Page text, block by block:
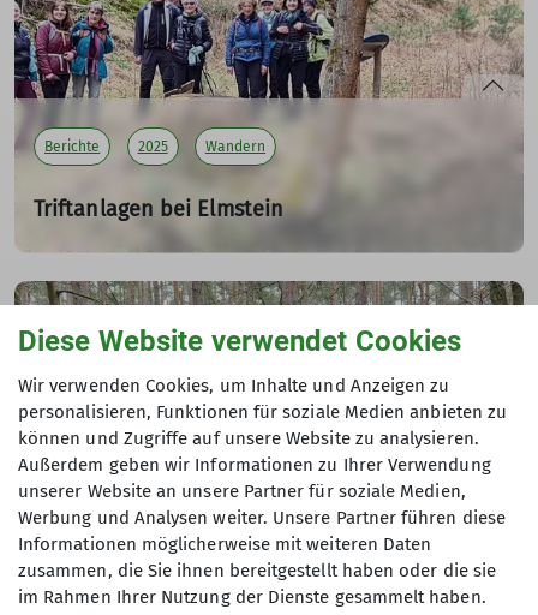
mehr erfahren
Berichte 2025 Wandern
Triftanlagen bei Elmstein
TW 04
Auf den Spuren der Holztrift – Wanderung durch die
Triftanlagen bei Elmstein.
Am 30. März 2025 begab sich eine Gruppe von zwölf
wanderfreudigen DAV-Mitgliedern unter der Leitung von
Gunnar Weinacht auf eine spannende Tour durch die
historischen Triftanlagen in Elmstein. Trotz der
Zeitumstellung in der Nacht zuvor waren alle pünktlich
am Start. Die 16 Kilometer lange Strecke führte von der
Einmündung des Legelbachs in den Speyerbach rund um
den Legelberg durch die wunderschöne Landschaft des
Pfälzerwaldes, vorbei an zahlreichen Relikten der einst
Berichte 2025 Ausbildung Wandern
Karte & Kompass Praxis
Diese Website verwendet Cookies
Wir verwenden Cookies, um Inhalte und Anzeigen zu
personalisieren, Funktionen für soziale Medien anbieten zu
können und Zugriffe auf unsere Website zu analysieren.
Außerdem geben wir Informationen zu Ihrer Verwendung
unserer Website an unsere Partner für soziale Medien,
Werbung und Analysen weiter. Unsere Partner führen diese
Informationen möglicherweise mit weiteren Daten
zusammen, die Sie ihnen bereitgestellt haben oder die sie
im Rahmen Ihrer Nutzung der Dienste gesammelt haben.